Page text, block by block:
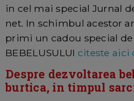
in cel mai special Jurnal
net. In schimbul acestor
primi un cadou special de
BEBELUSULUI citeste aici
Despre dezvoltarea
burtica, in timpul